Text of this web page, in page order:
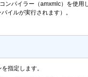
パイラー（amxmlc）を使
イルが実行されます）。
指定します。